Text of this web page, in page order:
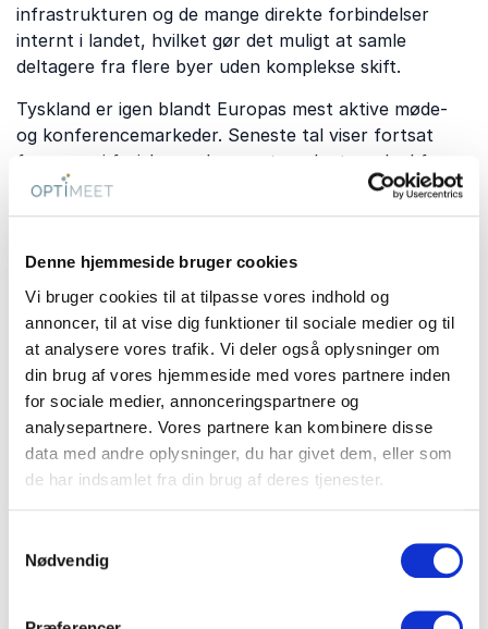
Denne hjemmeside bruger cookies
Vi bruger cookies til at tilpasse vores indhold og
annoncer, til at vise dig funktioner til sociale medier og til
at analysere vores trafik. Vi deler også oplysninger om
din brug af vores hjemmeside med vores partnere inden
for sociale medier, annonceringspartnere og
analysepartnere. Vores partnere kan kombinere disse
data med andre oplysninger, du har givet dem, eller som
de har indsamlet fra din brug af deres tjenester.
Nødvendig
infrastrukturen og de mange direkte forbindelser
internt i landet, hvilket gør det muligt at samle
deltagere fra flere byer uden komplekse skift.
Tyskland er igen blandt Europas mest aktive møde-
og konferencemarkeder. Seneste tal viser fortsat
fremgang i fysiske møder og et modent marked for
events, som prioriterer kvalitet og deltageroplevelse –
relevant, hvis du ønsker høj leveringssikkerhed og
Budget & prisintervaller
I Tyskland prissættes dagsmøder ofte som Day
Delegate Rate (DDR) – en pr. person-pakke, der
typisk inkluderer lokale, standard-AV, kaffe/te og
frokost.
Guidende intervaller (eksempler fra venuesider 2023–
2025):
forplejning og udstyr.